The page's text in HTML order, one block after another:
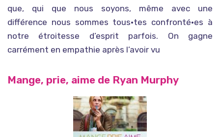
que, qui que nous soyons, même avec une
différence nous sommes tous·tes confronté·es à
notre étroitesse d’esprit parfois. On gagne
carrément en empathie après l’avoir vu
Mange, prie, aime de Ryan Murphy